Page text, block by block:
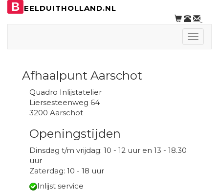
B EELDUITHOLLAND.NL
Toggle
Afhaalpunt Aarschot
Quadro Inlijstatelier
Liersesteenweg 64
3200 Aarschot
Openingstijden
Dinsdag t/m vrijdag: 10 - 12 uur en 13 - 18.30
uur
Zaterdag: 10 - 18 uur
Inlijst service